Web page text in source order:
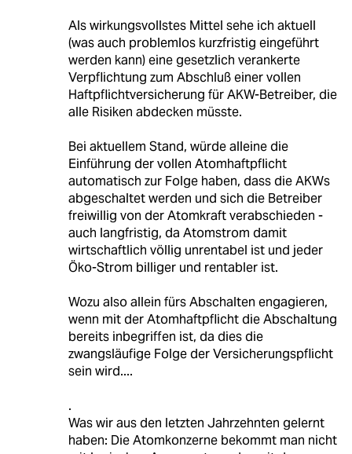
Als wirkungsvollstes Mittel sehe ich aktuell
(was auch problemlos kurzfristig eingeführt
werden kann) eine gesetzlich verankerte
Verpflichtung zum Abschluß einer vollen
Haftpflichtversicherung für AKW-Betreiber, die
alle Risiken abdecken müsste.
Bei aktuellem Stand, würde alleine die
Einführung der vollen Atomhaftpflicht
automatisch zur Folge haben, dass die AKWs
abgeschaltet werden und sich die Betreiber
freiwillig von der Atomkraft verabschieden -
auch langfristig, da Atomstrom damit
wirtschaftlich völlig unrentabel ist und jeder
Öko-Strom billiger und rentabler ist.
Wozu also allein fürs Abschalten engagieren,
wenn mit der Atomhaftpflicht die Abschaltung
bereits inbegriffen ist, da dies die
zwangsläufige Folge der Versicherungspflicht
sein wird....
.
Was wir aus den letzten Jahrzehnten gelernt
haben: Die Atomkonzerne bekommt man nicht